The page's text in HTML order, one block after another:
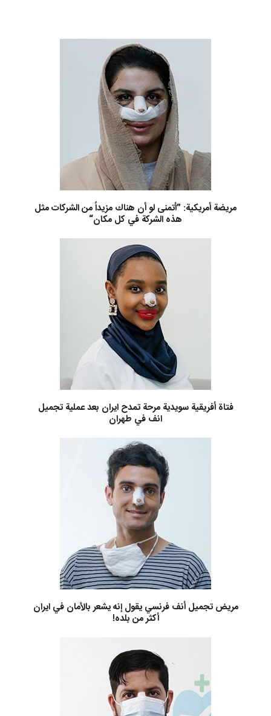
مريضة أمريكية: ”أتمنى لو أن هناك مزيداً من الشركات مثل
هذه الشركة في كل مكان“
فتاة أفريقية سويدية مرحة تمدح ايران بعد عملية تجميل
انف في طهران
مريض تجميل أنف فرنسي يقول إنه يشعر بالأمان في ايران
أكثر من بلده!